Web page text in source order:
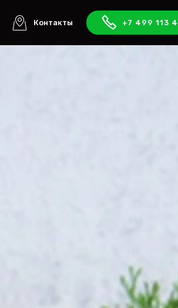
Контакты +7 499 113